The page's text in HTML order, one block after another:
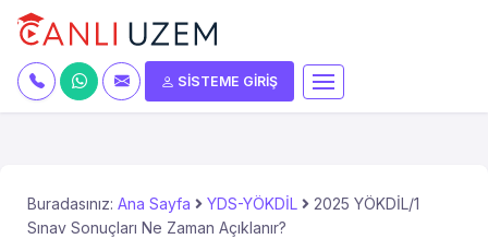
SİSTEME GİRİŞ
Buradasınız: Ana Sayfa YDS-YÖKDİL
2025 YÖKDİL/1
Sınav Sonuçları Ne Zaman Açıklanır?